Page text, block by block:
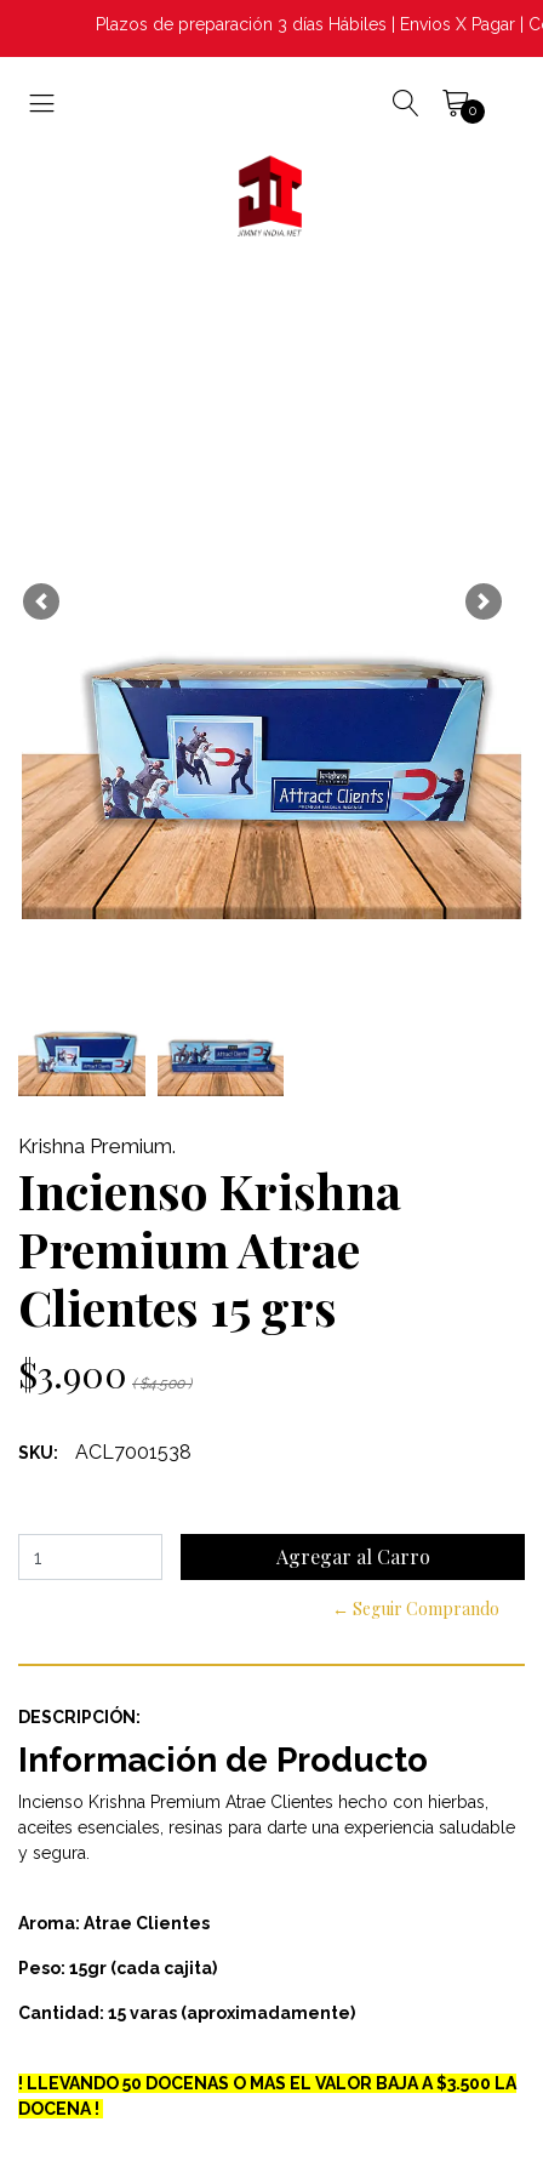
Plazos de preparación 3 días Hábiles | Envios X Pagar |
0
Previous Next
Krishna Premium.
Incienso Krishna
Premium Atrae
Clientes 15 grs
$3.900 ( $4.500 )
SKU: ACL7001538
← Seguir Comprando
DESCRIPCIÓN:
Información de Producto
Incienso Krishna Premium Atrae Clientes hecho con hierbas,
aceites esenciales, resinas para darte una experiencia saludable
y segura.
Aroma: Atrae Clientes
Peso: 15gr (cada cajita)
Cantidad: 15 varas (aproximadamente)
! LLEVANDO 50 DOCENAS O MAS EL VALOR BAJA A $3.500 LA
DOCENA !